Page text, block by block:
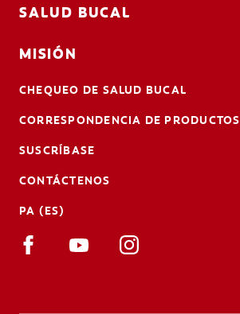
SALUD BUCAL
MISIÓN
CHEQUEO DE SALUD BUCAL
CORRESPONDENCIA DE PRODUCTOS
SUSCRÍBASE
CONTÁCTENOS
PA (ES)